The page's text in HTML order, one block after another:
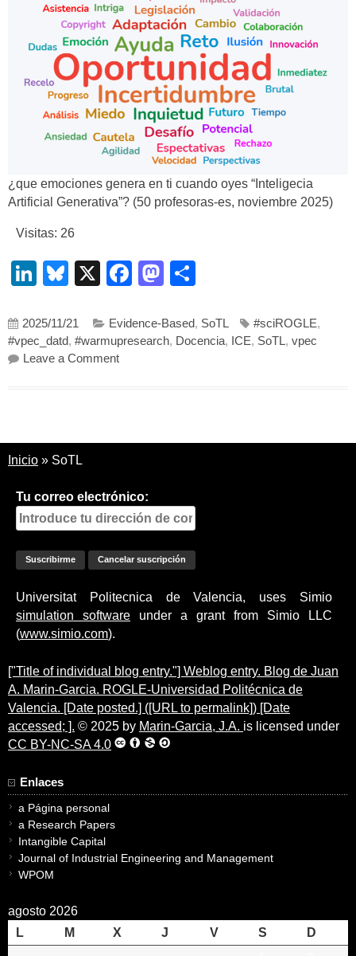
¿que emociones genera en ti cuando oyes “Inteligecia
Artificial Generativa”? (50 profesoras-es, noviembre 2025)
Visitas: 26
LinkedIn
Bluesky
X Facebook
Mastodon
2025/11/21 Evidence-Based, SoTL #sciROGLE,
#vpec_datd, #warmupresearch, Docencia, ICE, SoTL, vpec
Leave a Commenton ¿Qué nos hace insustituibles?
Inicio » SoTL
Tu correo electrónico:
Universitat Politecnica de Valencia, uses Simio
simulation software under a grant from Simio LLC
(www.simio.com).
["Title of individual blog entry."] Weblog entry. Blog de Juan
A. Marin-Garcia. ROGLE-Universidad Politécnica de
Valencia. [Date posted.] ([URL to permalink]) [Date
accessed; ]. © 2025 by Marin-Garcia, J.A. is licensed under
CC BY-NC-SA 4.0
Enlaces
a Página personal
a Research Papers
Intangible Capital
Journal of Industrial Engineering and Management
WPOM
agosto 2026
L
M X J V S
D